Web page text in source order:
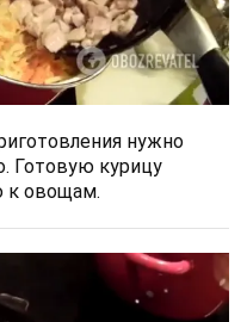
нужно
Готовую курицу
овощам.